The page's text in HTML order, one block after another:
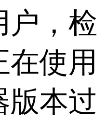
户，检
使用
版本过